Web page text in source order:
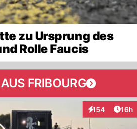
zu Ursprung des
Rolle Faucis
FRIBOURG
154
Interaktionen
16h